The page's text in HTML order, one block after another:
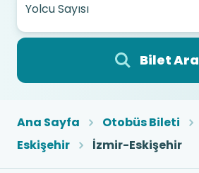
Yolcu Sayısı
Bilet Ara
Ana Sayfa Otobüs Bileti
Eskişehir
İzmir-Eskişehir